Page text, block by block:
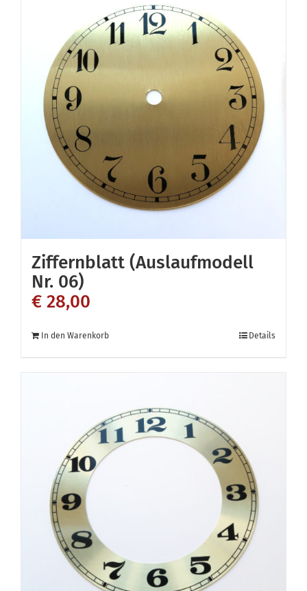
Ziffernblatt (Auslaufmodell
Nr. 06)
€ 28,00
In den Warenkorb Details